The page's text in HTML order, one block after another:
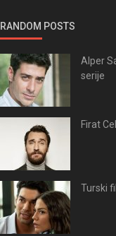
RANDOM POSTS
Alper
serije
Firat
Turski